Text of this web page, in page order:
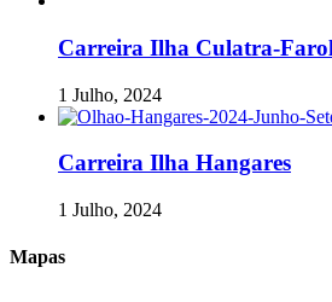
Carreira Ilha Culatra-Farol
1 Julho, 2024
Carreira Ilha Hangares
1 Julho, 2024
Mapas